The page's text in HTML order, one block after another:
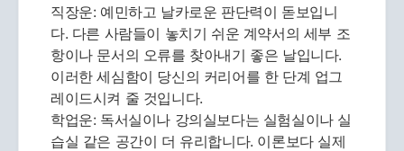
직장운: 예민하고 날카로운 판단력이 돋보입니
다. 다른 사람들이 놓치기 쉬운 계약서의 세부 조
항이나 문서의 오류를 찾아내기 좋은 날입니다.
이러한 세심함이 당신의 커리어를 한 단계 업그
레이드시켜 줄 것입니다.
학업운: 독서실이나 강의실보다는 실험실이나 실
습실 같은 공간이 더 유리합니다. 이론보다 실제